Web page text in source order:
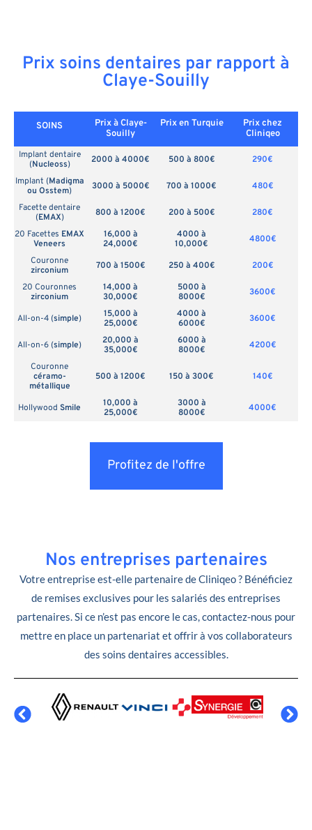
Prix soins dentaires par rapport à
Claye-Souilly
SOINS
Prix à Claye-
Souilly
Prix en Turquie
Prix chez
Cliniqeo
Implant dentaire
(Nucleoss) 2000 à 4000€ 500 à 800€
290€
Implant (Madigma
ou Osstem) 3000 à 5000€ 700 à 1000€
480€
Facette dentaire
(EMAX) 800 à 1200€ 200 à 500€
280€
20 Facettes EMAX
Veneers
16,000 à
24,000€
4000 à
10,000€
4800€
Couronne
zirconium
700 à 1500€ 250 à 400€
200€
20 Couronnes
zirconium
14,000 à
30,000€
5000 à
8000€
3600€
All-on-4 (simple)
15,000 à
25,000€
4000 à
6000€
3600€
All-on-6 (simple)
20,000 à
35,000€
6000 à
8000€
4200€
Couronne
céramo-
métallique
500 à 1200€ 150 à 300€ 140€
Hollywood Smile
10,000 à
25,000€
3000 à
8000€
4000€
Profitez de l'offre
Nos entreprises partenaires
Votre entreprise est-elle partenaire de Cliniqeo ? Bénéficiez
de remises exclusives pour les salariés des entreprises
partenaires. Si ce n’est pas encore le cas, contactez-nous pour
mettre en place un partenariat et offrir à vos collaborateurs
des soins dentaires accessibles.